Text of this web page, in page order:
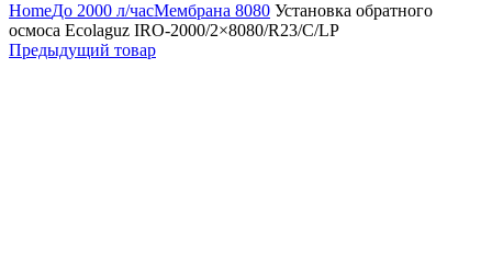
HomeДо 2000 л/часМембрана 8080 Установка обратного
осмоса Ecolaguz IRO-2000/2×8080/R23/C/LP
Предыдущий товар